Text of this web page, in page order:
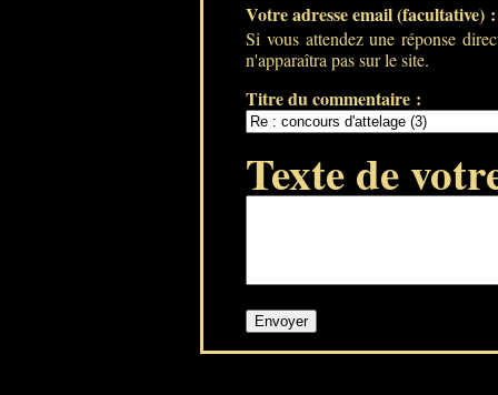
Votre adresse email (facultative)
Si vous attendez une réponse
n'apparaîtra pas sur le site.
Titre du commentaire :
Texte de